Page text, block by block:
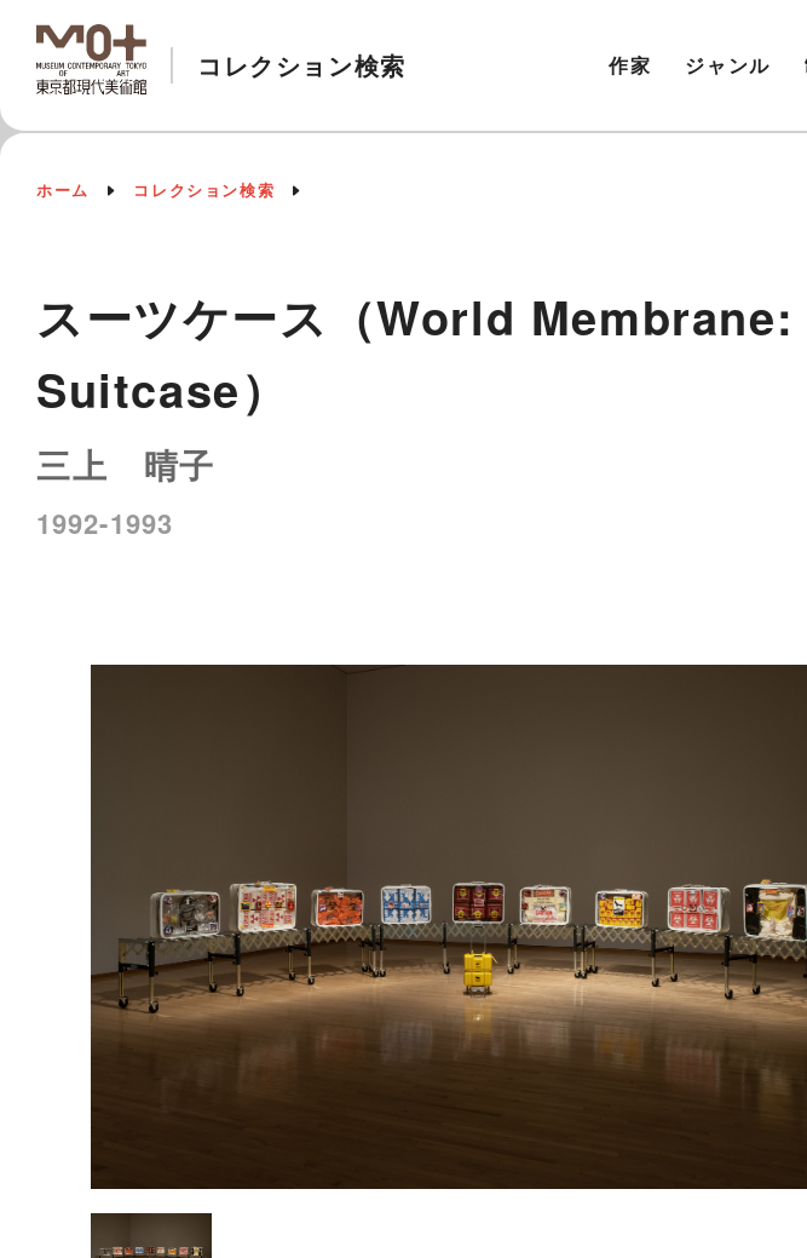
コレクション検索 作家 ジャンル
ホーム コレクション検索
スーツケース（World
Suitcase）
三上 晴子
1992-1993